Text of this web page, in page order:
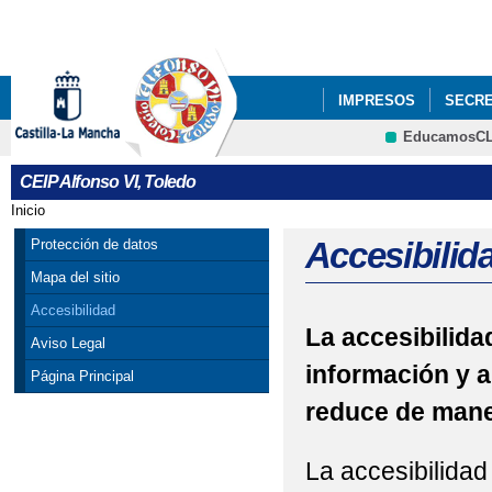
IMPRESOS
PROYECTOS DE
CEIP Alfonso VI, Toledo
Se encuentra usted aquí
Inicio
Protección de datos
Mapa del sitio
Accesibilidad
Aviso Legal
Página Principal
La
información y
reduce de
La